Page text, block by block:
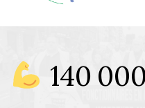
140